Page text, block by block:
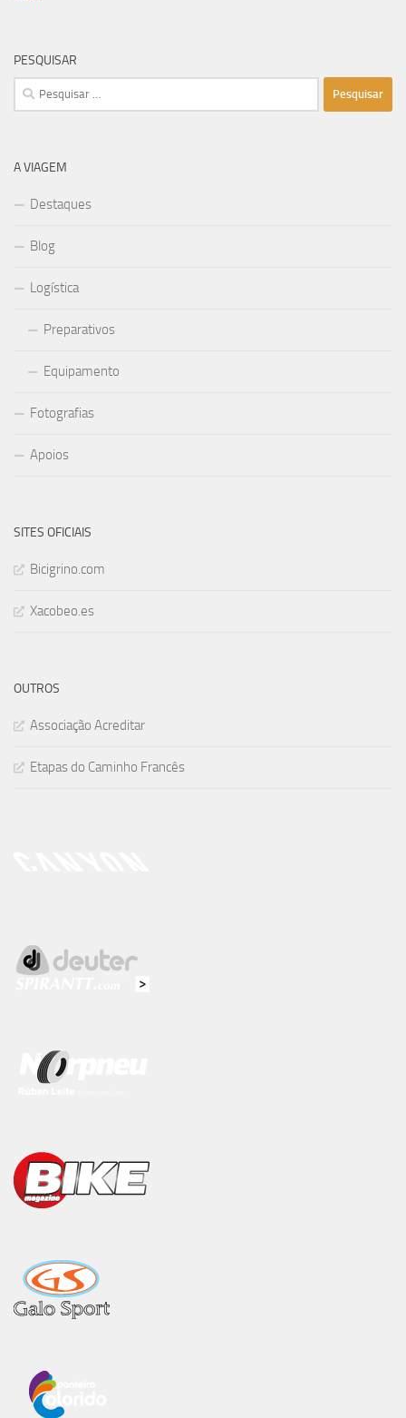
PESQUISAR
Pesquisar
por:
A VIAGEM
Destaques
Blog
Logística
Preparativos
Equipamento
Fotografias
Apoios
SITES OFICIAIS
Bicigrino.com
Xacobeo.es
OUTROS
Associação Acreditar
Etapas do Caminho Francês